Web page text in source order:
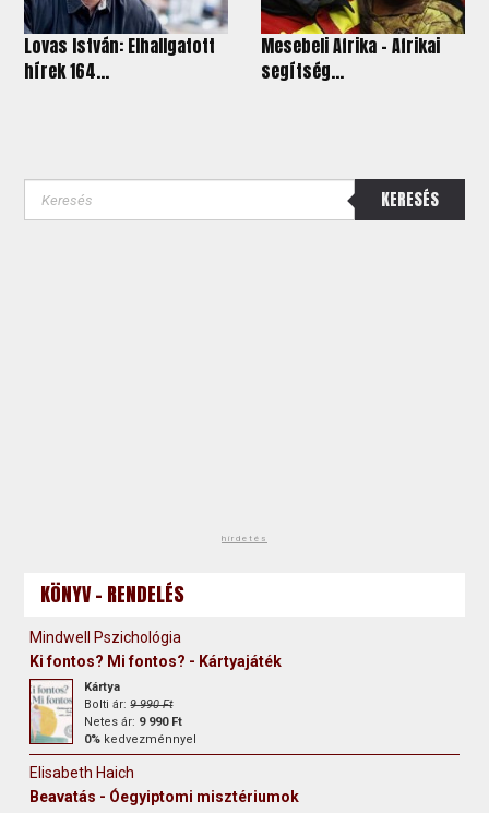
Lovas István: Elhallgatott
hírek 164...
Mesebeli Afrika - Afrikai
segítség...
KERESÉS
hirdetés
KÖNYV - RENDELÉS
Mindwell Pszichológia
Ki fontos? Mi fontos? - Kártyajáték
Kártya
Bolti ár:9 990 Ft
Netes ár: 9 990 Ft
0% kedvezménnyel
Elisabeth Haich
Beavatás - Óegyiptomi misztériumok